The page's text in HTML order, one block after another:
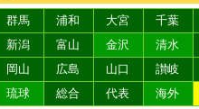
群馬 浦和 大宮 千葉
新潟 富山 金沢 清水
岡山 広島 山口 讃岐
琉球 総合 代表 海外